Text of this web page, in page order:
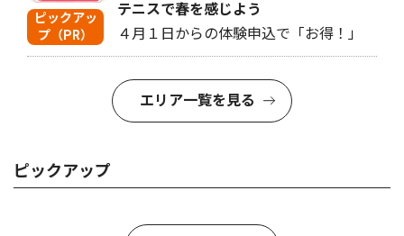
ピックアッ
プ（PR）
テニスで春を感じよう
４月１日からの体験申込で「お得！」
エリア一覧を見る
ピックアップ